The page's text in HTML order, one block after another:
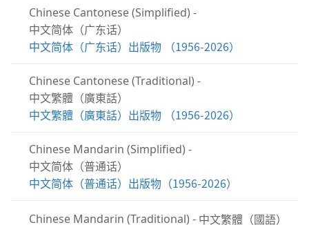
Chinese Cantonese (Simplified) -
中文简体（广东话）
中文简体（广东话）出版物 （1956-2026）
Chinese Cantonese (Traditional) -
中文繁體（廣東話）
中文繁體（廣東話）出版物 （1956-2026）
Chinese Mandarin (Simplified) -
中文简体（普通话）
中文简体（普通话）出版物（1956-2026）
Chinese Mandarin (Traditional) - 中文繁體（國語）